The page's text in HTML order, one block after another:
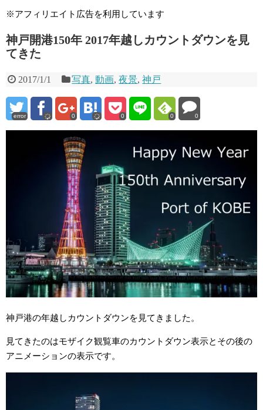
※アフィリエイト広告を利用しています
神戸開港150年 2017年越しカウントダウンを見
てきた
2017/1/1 写真,動画,夜景,神戸
error 0 0 0 0
神戸港の年越しカウントダウンを見てきました。
見てきたのはモザイク観覧車のカウントダウン表示とその後の
アニメーションの表示です。